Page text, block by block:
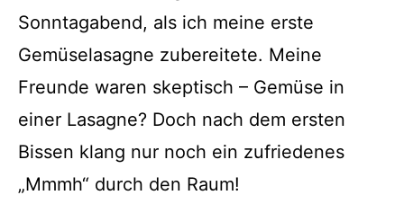
Sonntagabend, als ich meine erste
Gemüselasagne zubereitete. Meine
Freunde waren skeptisch – Gemüse in
einer Lasagne? Doch nach dem ersten
Bissen klang nur noch ein zufriedenes
„Mmmh“ durch den Raum!